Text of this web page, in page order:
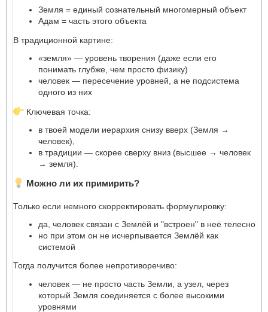
Земля = единый сознательный многомерный объект
Адам = часть этого объекта
В традиционной картине:
«земля» — уровень творения (даже если его
понимать глубже, чем просто физику)
человек — пересечение уровней, а не подсистема
одного из них
Ключевая точка:
в твоей модели иерархия снизу вверх (Земля →
человек),
в традиции — скорее сверху вниз (высшее → человек
→ земля).
Можно ли их примирить?
Только если немного скорректировать формулировку:
да, человек связан с Землёй и "встроен" в неё телесно
но при этом он не исчерпывается Землёй как
системой
Тогда получится более непротиворечиво:
человек — не просто часть Земли, а узел, через
который Земля соединяется с более высокими
уровнями